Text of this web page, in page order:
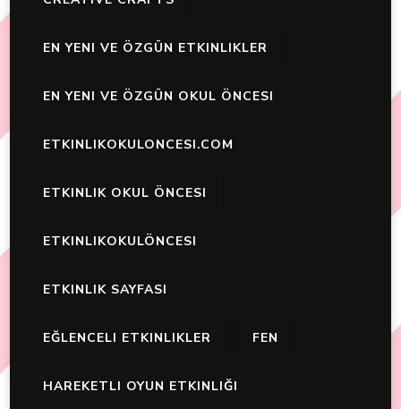
EN YENI VE ÖZGÜN ETKINLIKLER
EN YENI VE ÖZGÜN OKUL ÖNCESI
ETKINLIKOKULONCESI.COM
ETKINLIK OKUL ÖNCESI
ETKINLIKOKULÖNCESI
ETKINLIK SAYFASI
EĞLENCELI ETKINLIKLER FEN
HAREKETLI OYUN ETKINLIĞI